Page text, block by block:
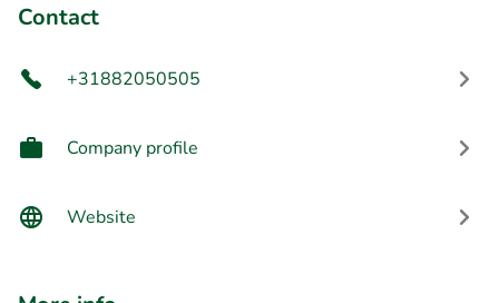
Contact
+31882050505
Company profile
Website